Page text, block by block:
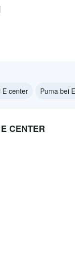
E center Puma bei
CENTER